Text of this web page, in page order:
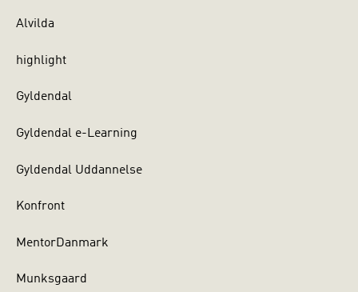
Alvilda
highlight
Gyldendal
Gyldendal e-Learning
Gyldendal Uddannelse
Konfront
MentorDanmark
Munksgaard